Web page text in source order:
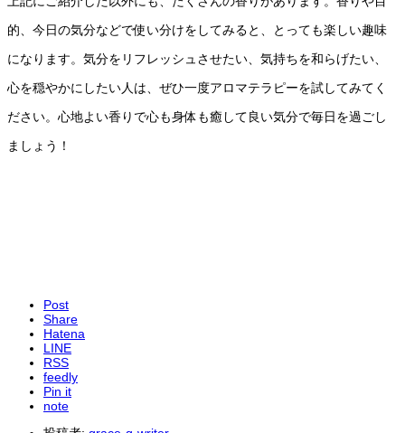
的、今日の気分などで使い分けをしてみると、とっても楽しい趣味
になります。気分をリフレッシュさせたい、気持ちを和らげたい、
心を穏やかにしたい人は、ぜひ一度アロマテラピーを試してみてく
ださい。心地よい香りで心も身体も癒して良い気分で毎日を過ごし
ましょう！
Post
Share
Hatena
LINE
RSS
feedly
Pin it
note